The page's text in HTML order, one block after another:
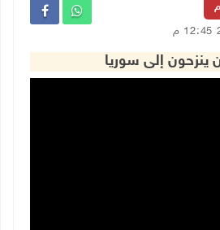
ينزحون إلى سوريا